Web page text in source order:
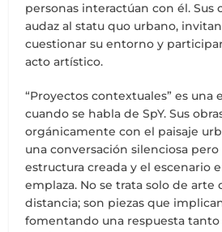
personas interactúan con él. Sus
audaz al statu quo urbano,
cuestionar su entorno y
acto artístico.
“Proyectos contextuales” es una
cuando se habla de SpY. Sus
orgánicamente con el paisaje
una conversación silenciosa
estructura creada y el escenario
emplaza. No se trata solo de arte
distancia; son piezas que
fomentando una respuesta